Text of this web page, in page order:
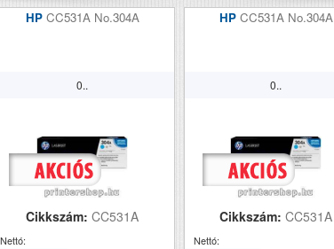
HP CC531A No.304A
0..
Cikkszám:CC531A
Nettó:
HP CC531A No.304A
0..
Cikkszám:CC531A
Nettó: